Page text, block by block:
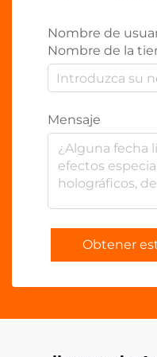
Nombre de
Nombre de la
Mensaje
Obtener